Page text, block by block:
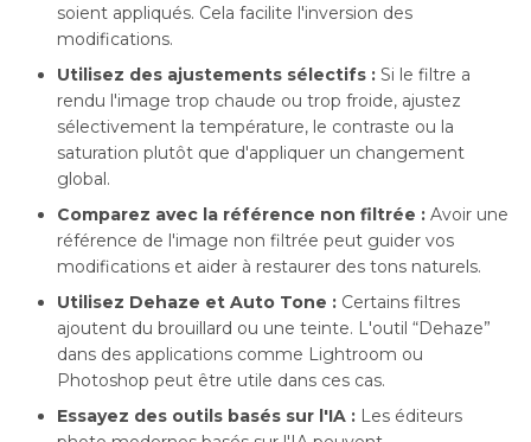
soient appliqués. Cela facilite l'inversion des
modifications.
Utilisez des ajustements sélectifs : Si le filtre a
rendu l'image trop chaude ou trop froide, ajustez
sélectivement la température, le contraste ou la
saturation plutôt que d'appliquer un changement
global.
Comparez avec la référence non filtrée : Avoir une
référence de l'image non filtrée peut guider vos
modifications et aider à restaurer des tons naturels.
Utilisez Dehaze et Auto Tone : Certains filtres
ajoutent du brouillard ou une teinte. L'outil “Dehaze”
dans des applications comme Lightroom ou
Photoshop peut être utile dans ces cas.
Essayez des outils basés sur l'IA : Les éditeurs